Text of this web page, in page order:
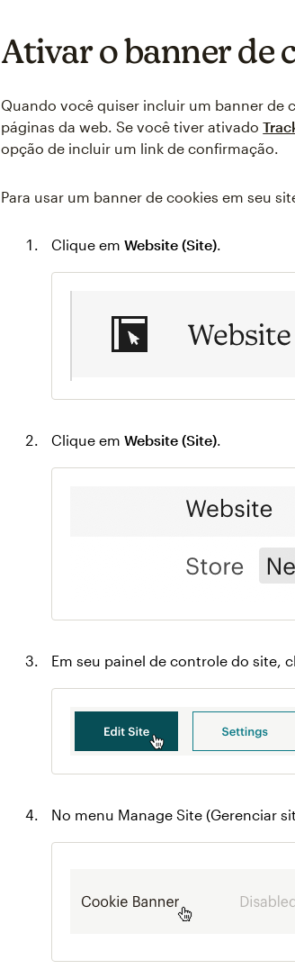
Ativar o banner de
Quando você quiser incluir um banner de
páginas da web. Se você tiver ativado
opção de incluir um link de confirmação.
Para usar um banner de cookies em seu
Clique emWebsite (Site).
Clique emWebsite (Site).
Em seu painel de controle do site,
No menu Manage Site (Gerenciar